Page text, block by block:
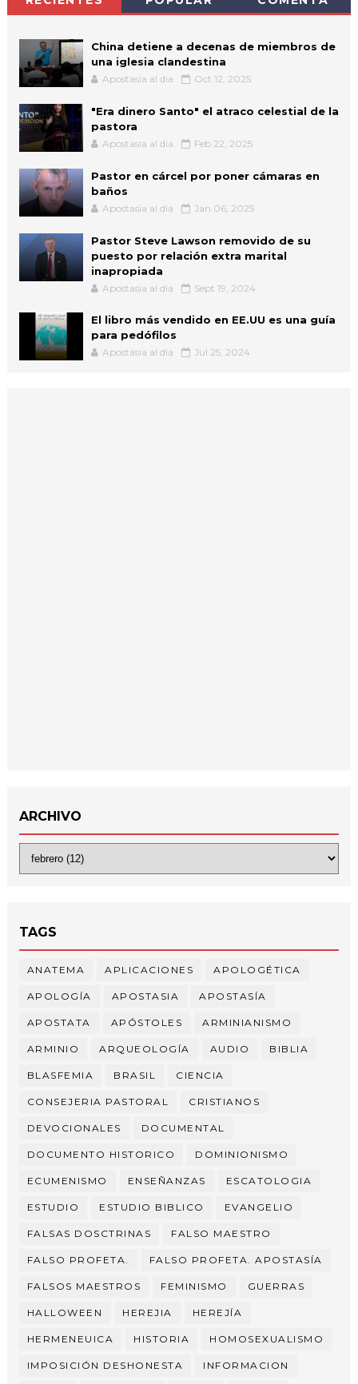
China detiene a decenas de miembros de
una iglesia clandestina
Apostasia al dia Oct 12, 2025
"Era dinero Santo" el atraco celestial de la
pastora
Apostasia al dia Feb 22, 2025
Pastor en cárcel por poner cámaras en
baños
Apostasia al dia Jan 06, 2025
Pastor Steve Lawson removido de su
puesto por relación extra marital
inapropiada
Apostasia al dia Sept 19, 2024
El libro más vendido en EE.UU es una guía
para pedófilos
Apostasia al dia Jul 25, 2024
ARCHIVO
TAGS
ANATEMA APLICACIONES APOLOGÉTICA
APOLOGÍA APOSTASIA APOSTASÍA
APOSTATA APÓSTOLES ARMINIANISMO
ARMINIO ARQUEOLOGÍA AUDIO BIBLIA
BLASFEMIA BRASIL CIENCIA
CONSEJERIA PASTORAL CRISTIANOS
DEVOCIONALES DOCUMENTAL
DOCUMENTO HISTORICO DOMINIONISMO
ECUMENISMO ENSEÑANZAS ESCATOLOGIA
ESTUDIO ESTUDIO BIBLICO EVANGELIO
FALSAS DOSCTRINAS FALSO MAESTRO
FALSO PROFETA. FALSO PROFETA. APOSTASÍA
FALSOS MAESTROS FEMINISMO GUERRAS
HALLOWEEN HEREJIA HEREJÍA
HERMENEUICA HISTORIA HOMOSEXUALISMO
IMPOSICIÓN DESHONESTA INFORMACION